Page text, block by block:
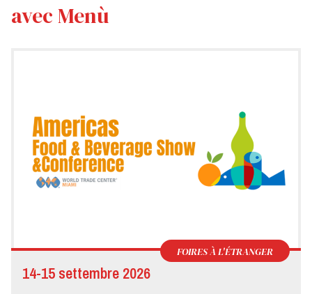
avec Menù
14-15 settembre 2026
FOIRES À L'ÉTRANGER